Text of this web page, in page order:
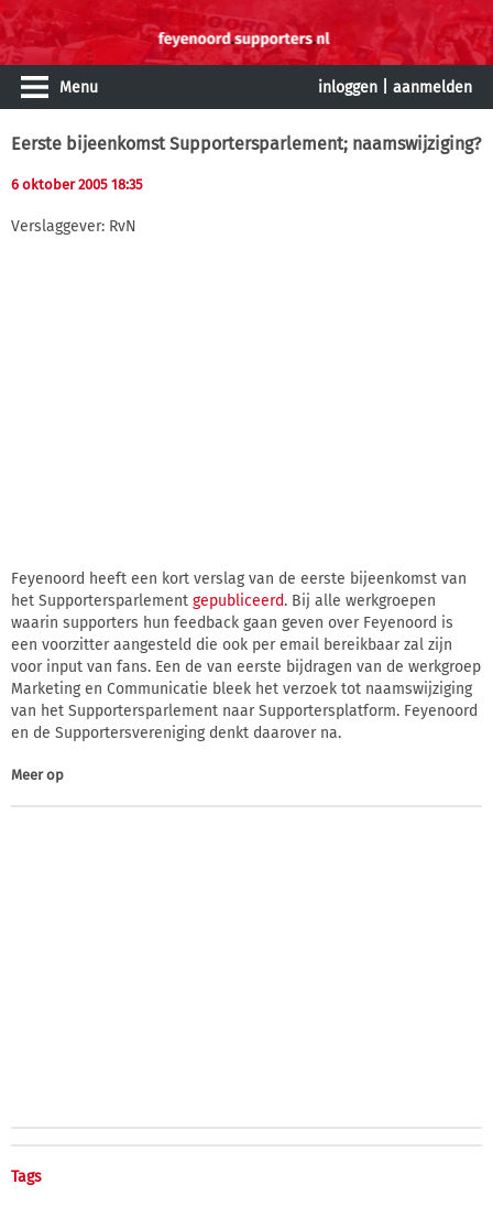
Menu inloggen aanmelden
Eerste bijeenkomst Supportersparlement; naamswijziging?
6 oktober 2005 18:35
Verslaggever: RvN
Feyenoord heeft een kort verslag van de eerste bijeenkomst van
het Supportersparlement gepubliceerd. Bij alle werkgroepen
waarin supporters hun feedback gaan geven over Feyenoord is
een voorzitter aangesteld die ook per email bereikbaar zal zijn
voor input van fans. Een de van eerste bijdragen van de werkgroep
Marketing en Communicatie bleek het verzoek tot naamswijziging
van het Supportersparlement naar Supportersplatform. Feyenoord
en de Supportersvereniging denkt daarover na.
Meer op
Tags